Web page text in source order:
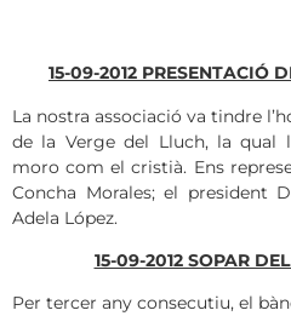
15-09-2012 PRESENTACIÓ
La nostra associació va tindre
de la Verge del Lluch, la qual
moro com el cristià. Ens
Concha Morales; el president
Adela López.
15-09-2012 SOPAR
Per tercer any consecutiu, el